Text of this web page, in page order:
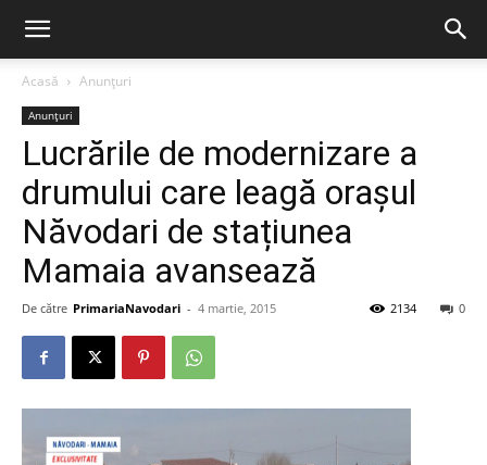
Acasă Anunțuri
Anunțuri
Lucrările de modernizare a
drumului care leagă orașul
Năvodari de stațiunea
Mamaia avansează
De către PrimariaNavodari - 4 martie, 2015 0
2134